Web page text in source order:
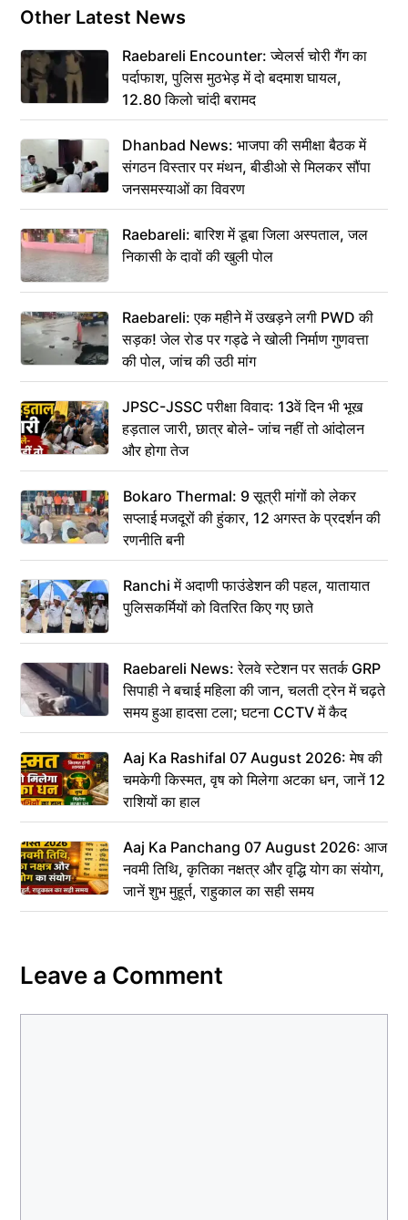
Other Latest News
Raebareli Encounter: ज्वेलर्स चोरी गैंग का
पर्दाफाश, पुलिस मुठभेड़ में दो बदमाश घायल,
12.80 किलो चांदी बरामद
Dhanbad News: भाजपा की समीक्षा बैठक में
संगठन विस्तार पर मंथन, बीडीओ से मिलकर सौंपा
जनसमस्याओं का विवरण
Raebareli: बारिश में डूबा जिला अस्पताल, जल
निकासी के दावों की खुली पोल
Raebareli: एक महीने में उखड़ने लगी PWD की
सड़क! जेल रोड पर गड्ढे ने खोली निर्माण गुणवत्ता
की पोल, जांच की उठी मांग
JPSC-JSSC परीक्षा विवाद: 13वें दिन भी भूख
हड़ताल जारी, छात्र बोले- जांच नहीं तो आंदोलन
और होगा तेज
Bokaro Thermal: 9 सूत्री मांगों को लेकर
सप्लाई मजदूरों की हुंकार, 12 अगस्त के प्रदर्शन की
रणनीति बनी
Ranchi में अदाणी फाउंडेशन की पहल, यातायात
पुलिसकर्मियों को वितरित किए गए छाते
Raebareli News: रेलवे स्टेशन पर सतर्क GRP
सिपाही ने बचाई महिला की जान, चलती ट्रेन में चढ़ते
समय हुआ हादसा टला; घटना CCTV में कैद
Aaj Ka Rashifal 07 August 2026: मेष की
चमकेगी किस्मत, वृष को मिलेगा अटका धन, जानें 12
राशियों का हाल
Aaj Ka Panchang 07 August 2026: आज
नवमी तिथि, कृतिका नक्षत्र और वृद्धि योग का संयोग,
जानें शुभ मुहूर्त, राहुकाल का सही समय
Leave a Comment